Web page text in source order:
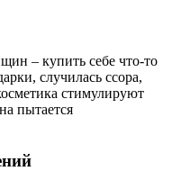
– купить себе что-то
случилась ссора,
стимулируют
пытается